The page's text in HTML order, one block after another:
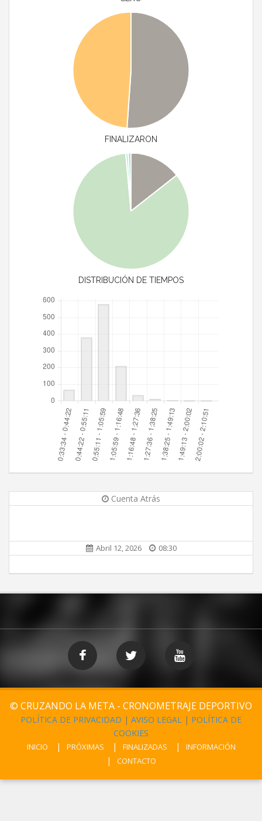
FINALIZARON
DISTRIBUCIÓN DE TIEMPOS
Cuenta Atrás
Abril 12, 2026 08:30
© CRUZANDO LA META - CRONOMETRAJE DEPORTIVO
POLÍTICA DE PRIVACIDAD | AVISO LEGAL | POLÍTICA DE
COOKIES
INICIO PRÓXIMAS FINALIZADAS
INFORMACIÓN
CONTACTO